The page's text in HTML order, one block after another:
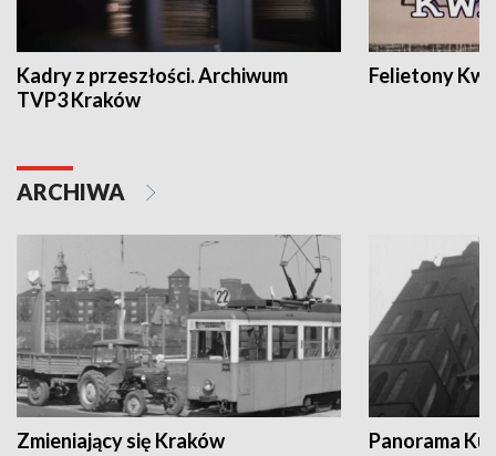
Kadry z przeszłości. Archiwum
TVP3 Kraków
Felietony
ARCHIWA
Zmieniający się Kraków Panorama